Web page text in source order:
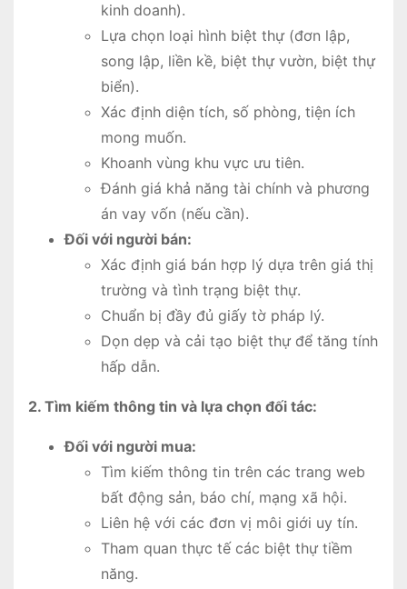
kinh doanh).
Lựa chọn loại hình biệt thự (đơn lập,
song lập, liền kề, biệt thự vườn, biệt thự
biển).
Xác định diện tích, số phòng, tiện ích
mong muốn.
Khoanh vùng khu vực ưu tiên.
Đánh giá khả năng tài chính và phương
án vay vốn (nếu cần).
Đối với người bán:
Xác định giá bán hợp lý dựa trên giá thị
trường và tình trạng biệt thự.
Chuẩn bị đầy đủ giấy tờ pháp lý.
Dọn dẹp và cải tạo biệt thự để tăng tính
hấp dẫn.
2. Tìm kiếm thông tin và lựa chọn đối tác:
Đối với người mua:
Tìm kiếm thông tin trên các trang web
bất động sản, báo chí, mạng xã hội.
Liên hệ với các đơn vị môi giới uy tín.
Tham quan thực tế các biệt thự tiềm
năng.